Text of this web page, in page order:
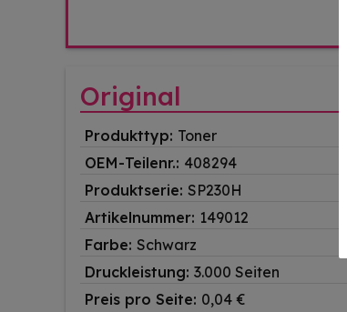
Original
Produkttyp: Toner
OEM-Teilenr.: 408294
Produktserie: SP230H
Artikelnummer: 149012
Farbe: Schwarz
Druckleistung: 3.000 Seiten
Preis pro Seite: 0,04 €